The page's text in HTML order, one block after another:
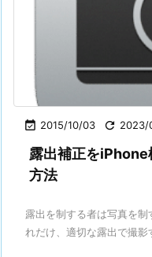
 2015/10/03  2023/
露出補正をiPhone
方法
露出を制する者は写真を
れだけ、適切な露出で撮影